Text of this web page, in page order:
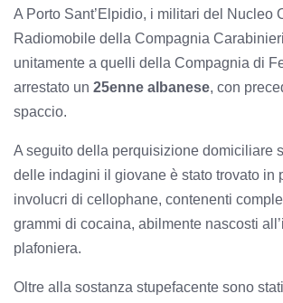
A Porto Sant’Elpidio, i militari del Nucleo
Radiomobile della Compagnia
unitamente a quelli della Compagnia di
arrestato un 25enne albanese, con
spaccio.
A seguito della perquisizione domiciliare
delle indagini il giovane è stato trovato in
involucri di cellophane, contenenti
grammi di cocaina, abilmente nascosti
plafoniera.
Oltre alla sostanza stupefacente sono